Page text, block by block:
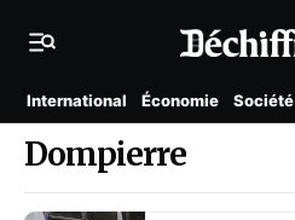
International Économie Société
Dompierre